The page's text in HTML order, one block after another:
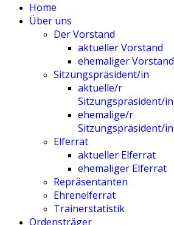
Home
Über uns
Der Vorstand
aktueller Vorstand
ehemaliger Vorstand
Sitzungspräsident/in
aktuelle/r
Sitzungspräsident/in
ehemalige/r
Sitzungspräsident/in
Elferrat
aktueller Elferrat
ehemaliger Elferrat
Repräsentanten
Ehrenelferrat
Trainerstatistik
Ordensträger